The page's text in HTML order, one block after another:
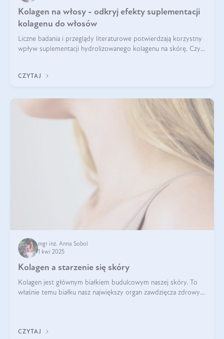
Kolagen na włosy - odkryj efekty suplementacji
kolagenu do włosów
Liczne badania i przeglądy literaturowe potwierdzają korzystny
wpływ suplementacji hydrolizowanego kolagenu na skórę. Czy
CZYTAJ
mgr inż. Anna Sobol
1 kwi 2025
Kolagen a starzenie się skóry
Kolagen jest głównym białkiem budulcowym naszej skóry. To
właśnie temu białku nasz największy organ zawdzięcza zdrowy
CZYTAJ